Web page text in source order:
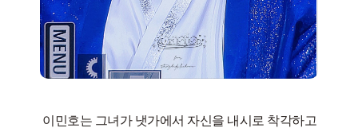
이민호는 그녀가 냇가에서 자신을 내시로 착각하고